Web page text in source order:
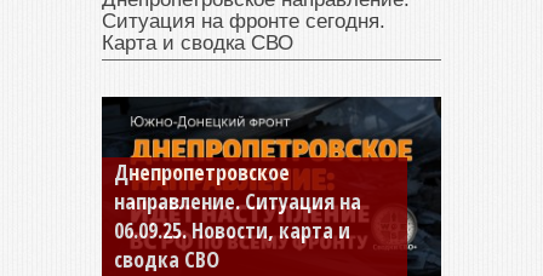
Ситуация на фронте сегодня.
Карта и сводка СВО
Днепропетровское
направление. Ситуация на
06.09.25. Новости, карта и
сводка СВО
Константиновское
направление. Ситуация на
04.09.25 Новости, карта и
сводка СВО